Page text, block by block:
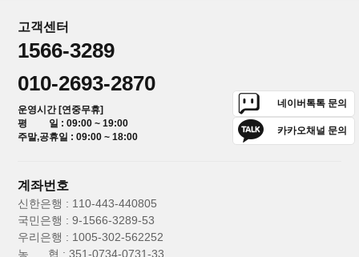
고객센터
1566-3289
010-2693-2870
운영시간 [연중무휴]
평 일 : 09:00 ~ 19:00
주말,공휴일 : 09:00 ~ 18:00
네이버톡톡 문의
카카오채널 문의
계좌번호
신한은행 : 110-443-440805
국민은행 : 9-1566-3289-53
우리은행 : 1005-302-562252
농 협 : 351-0734-0731-33